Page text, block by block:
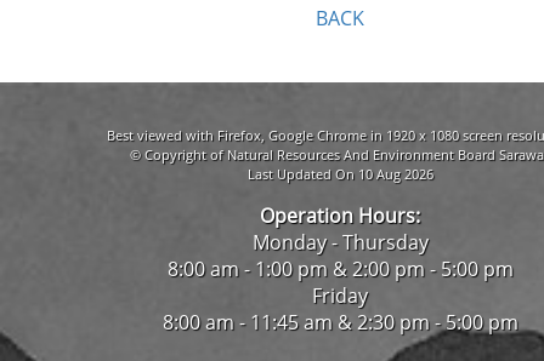
BACK
Best viewed with Firefox, Google Chrome in 1920 x 1080 screen
© Copyright of Natural Resources And Environment Board
Last Updated On 10 Aug 2026
Operation Hours:
Monday - Thursday
8:00 am - 1:00 pm & 2:00 pm - 5:00 pm
Friday
8:00 am - 11:45 am & 2:30 pm - 5:00 pm